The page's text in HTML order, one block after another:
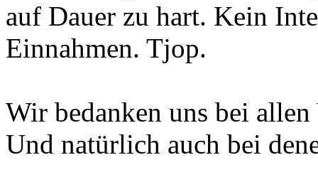
auf Dauer zu hart. Kein
Einnahmen. Tjop.
Wir bedanken uns bei
Und natürlich auch bei